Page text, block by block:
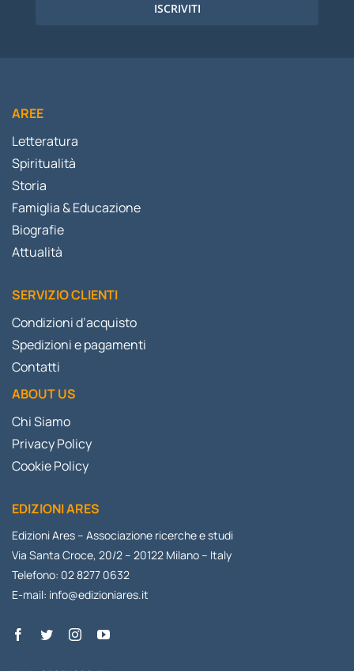
ISCRIVITI
AREE
Letteratura
Spiritualità
Storia
Famiglia & Educazione
Biografie
Attualità
SERVIZIO CLIENTI
Condizioni d’acquisto
Spedizioni e pagamenti
Contatti
ABOUT US
Chi Siamo
Privacy Policy
Cookie Policy
EDIZIONI ARES
Edizioni Ares – Associazione ricerche e studi
Via Santa Croce, 20/2 – 20122 Milano – Italy
Telefono: 02 8277 0632
E-mail: info@edizioniares.it